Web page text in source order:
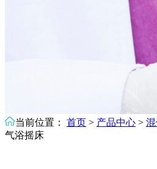
当前位置： 首页 > 产品中心 >
气浴摇床